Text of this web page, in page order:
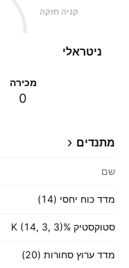
קניה חזקה
ניטראלי
מכירה
0
מתנדים
שם
מדד כוח יחסי (14)
סטוקסטיק %K (14, 3, 3)
מדד ערוץ סחורות (20)